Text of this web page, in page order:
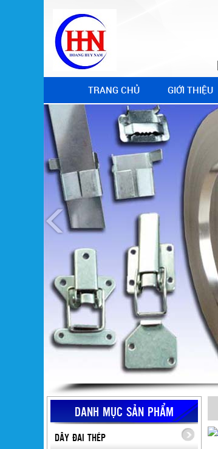
TRANG CHỦ GIỚI THIỆU
DANH MỤC SẢN PHẨM
DÂY ĐAI THÉP